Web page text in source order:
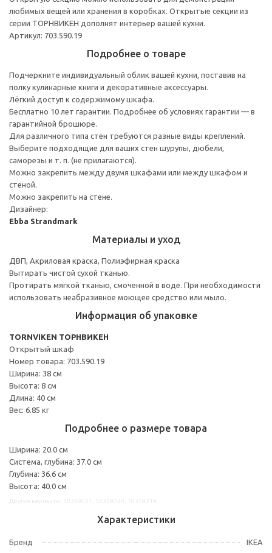
любимых вещей или хранения в коробках. Открытые секции из
серии ТОРНВИКЕН дополнят интерьер вашей кухни.
Артикул: 703.590.19
Подробнее о товаре
Подчеркните индивидуальный облик вашей кухни, поставив на
полку кулинарные книги и декоративные аксессуары.
Лёгкий доступ к содержимому шкафа.
Бесплатно 10 лет гарантии. Подробнее об условиях гарантии — в
гарантийной брошюре.
Для различного типа стен требуются разные виды креплений.
Выберите подходящие для ваших стен шурупы, дюбели,
саморезы и т. п. (не прилагаются).
Можно закрепить между двумя шкафами или между шкафом и
стеной.
Можно закрепить на стене.
Дизайнер:
Ebba Strandmark
Материалы и уход
ДВП, Акриловая краска, Полиэфирная краска
Вытирать чистой сухой тканью.
Протирать мягкой тканью, смоченной в воде. При необходимости
использовать неабразивное моющее средство или мыло.
Информация об упаковке
TORNVIKEN ТОРНВИКЕН
Открытый шкаф
Номер товара: 703.590.19
Ширина: 38 см
Высота: 8 см
Длина: 40 см
Вес: 6.85 кг
Подробнее о размере товара
Ширина: 20.0 см
Система, глубина: 37.0 см
Глубина: 36.6 см
Высота: 40.0 см
Характеристики
Бренд IKEA